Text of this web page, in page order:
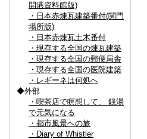
開港資料館版)
・日本赤煉瓦建築番付(関門
場所版)
・日本赤煉瓦土木番付
・現存する全国の煉瓦建築
・現存する全国の郵便局舎
・現存する全国の医院建築
・レギーネは何処へ
◆外部
・喫茶店で瞑想して、 銭湯
で元気になる
・都市風景への旅
・Diary of Whistler